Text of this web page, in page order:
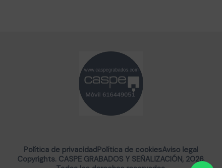
Copyrights. CASPE GRABADOS Y SEÑALIZACIÓN, 2026.
Política de privacidadPolítica de cookiesAviso legal